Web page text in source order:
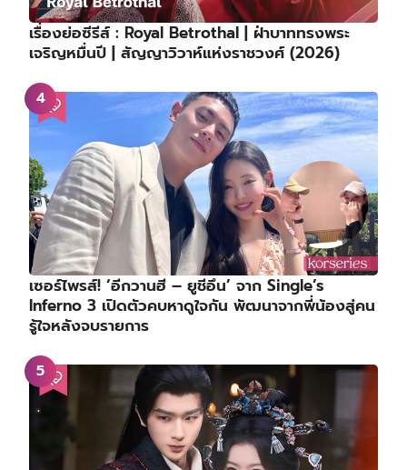
เรื่องย่อซีรีส์ : Royal Betrothal | ฝ่าบาททรงพระ
เจริญหมื่นปี | สัญญาวิวาห์แห่งราชวงศ์ (2026)
เซอร์ไพรส์! ‘อีกวานฮี – ยูชีอึน’ จาก Single’s
Inferno 3 เปิดตัวคบหาดูใจกัน พัฒนาจากพี่น้องสู่คน
รู้ใจหลังจบรายการ